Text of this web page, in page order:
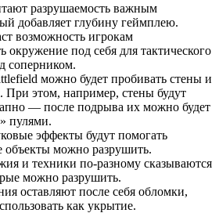
разрушаемость важным
добавляет глубину геймплею.
возможность игрокам
окружение под себя для тактического
соперником.
можно будет пробивать стены и
При этом, например, стены будут
— после подрыва их можно будет
пулями.
эффекты будут помогать
объекты можно разрушить.
и техники по-разному сказываются
можно разрушить.
оставляют после себя обломки,
как укрытие.